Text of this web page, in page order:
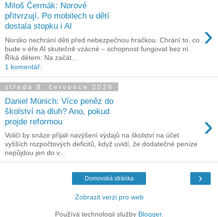
Miloš Čermák: Norové
přitvrzují. Po mobilech u dětí
dostala stopku i AI
›
Norsko nechrání děti před nebezpečnou hračkou. Chrání to, co
bude v éře AI skutečně vzácné – schopnost fungovat bez ní.
Říká dětem: Na začát...
1 komentář:
středa 8. července 2026
Daniel Münich: Více peněz do
školství na dluh? Ano, pokud
projde reformou
›
Voliči by snáze přijali navýšení výdajů na školství na účet
vyšších rozpočtových deficitů, když uvidí, že dodatečné peníze
nepůjdou jen do v...
›
Domovská stránka
Zobrazit verzi pro web
Používá technologii služby Blogger.